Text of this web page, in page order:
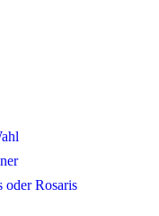
oder Rosaris